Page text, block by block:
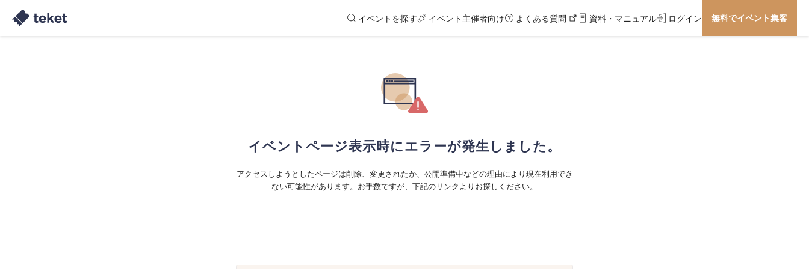
イベントを探す イベント主催者向け よくある質問 資料・マニュアル ログイン 無料でイベント集客
イベントページ表示時にエラーが発生しました。
アクセスしようとしたページは削除、変更されたか、公開準備中などの理由により現在利用でき
ない可能性があります。お手数ですが、下記のリンクよりお探しください。